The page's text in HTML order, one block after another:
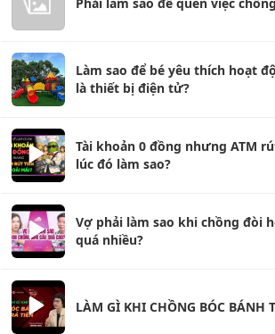
Làm sao để bé yêu thích hoạt
là thiết bị điện tử?
Tài khoản 0 đồng nhưng ATM
lúc đó làm sao?
Vợ phải làm sao khi chồng đòi
quá nhiều?
LÀM GÌ KHI CHỒNG BÓC BÁNH